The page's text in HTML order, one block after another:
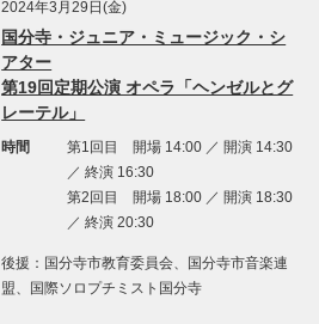
2024年3月29日(金)
国分寺・ジュニア・ミュージック・シ
アター
第19回定期公演 オペラ「ヘンゼルとグ
レーテル」
時間
第1回目 開場 14:00 ／ 開演 14:30
／ 終演 16:30
第2回目 開場 18:00 ／ 開演 18:30
／ 終演 20:30
後援：国分寺市教育委員会、国分寺市音楽連
盟、国際ソロプチミスト国分寺